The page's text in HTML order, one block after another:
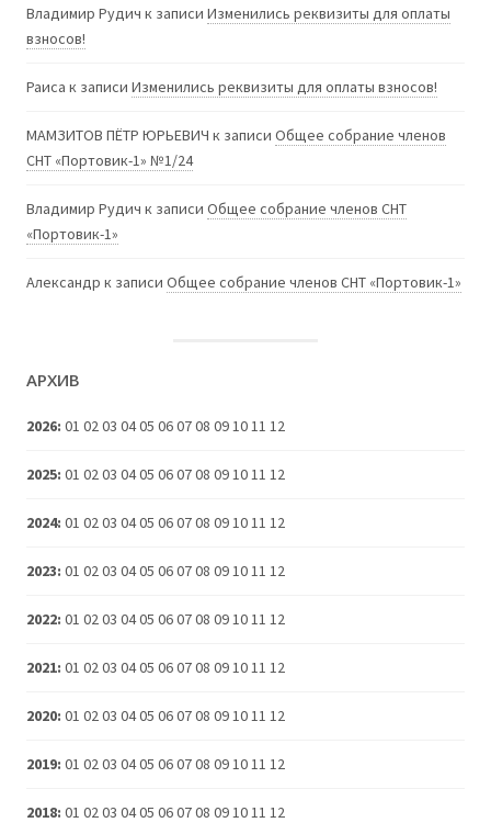
Владимир Рудич к записи Изменились реквизиты для оплаты
взносов!
Раиса к записи Изменились реквизиты для оплаты взносов!
МАМЗИТОВ ПЁТР ЮРЬЕВИЧ к записи Общее собрание членов
СНТ «Портовик-1» №1/24
Владимир Рудич к записи Общее собрание членов СНТ
«Портовик-1»
Александр к записи Общее собрание членов СНТ «Портовик-1»
АРХИВ
2026: 01 0203 0405 060708 091011 12
2025: 01 0203 0405 060708 091011 12
2024: 01 0203 0405 060708 091011 12
2023: 01 0203 0405 060708 091011 12
2022: 01 0203 0405 060708 091011 12
2021: 01 0203 0405 060708 091011 12
2020: 01 0203 0405 060708 091011 12
2019: 01 0203 0405 060708 091011 12
2018: 01 0203 0405 060708 091011 12